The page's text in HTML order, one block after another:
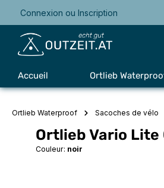
à la navigation principale
Connexion ou Inscription
Accueil Ortlieb
Ortlieb Waterproof Sacoches de vélo
Ortlieb Vario Lite
Couleur: noir